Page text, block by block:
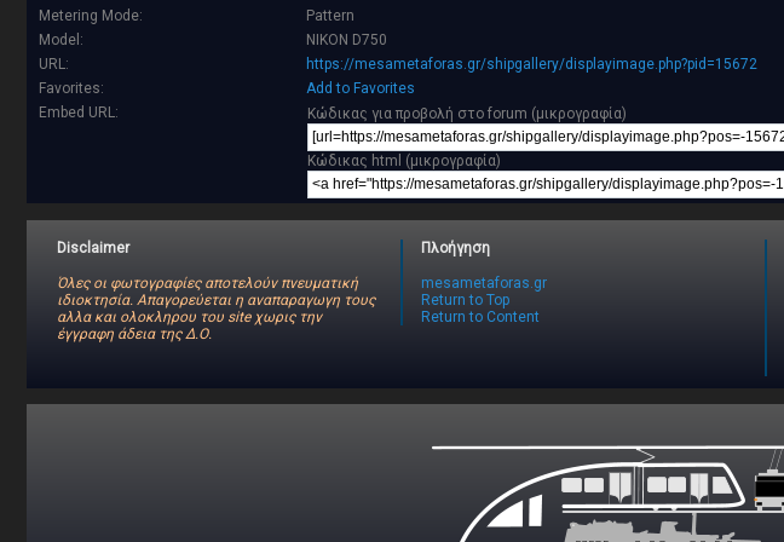
Metering Mode:
Pattern
Model:
NIKON D750
URL:
https://mesametaforas.gr/shipgallery/displayimage.php?pid=15672
Favorites:
Add to Favorites
Embed URL:
Κώδικας για προβολή στο forum (μικρογραφία)
Κώδικας html (μικρογραφία)
Disclaimer
Όλες οι φωτογραφίες αποτελούν πνευματική
ιδιοκτησία. Απαγορεύεται η αναπαραγωγη τους
αλλα και ολοκληρου του site χωρις την
έγγραφη άδεια της Δ.Ο.
Πλοήγηση
mesametaforas.gr
Return to Top
Return to Content